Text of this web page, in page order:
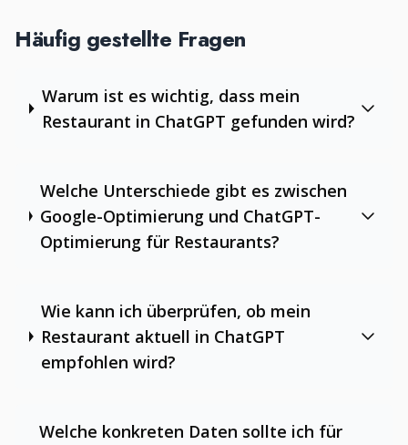
Häufig gestellte Fragen
Warum ist es wichtig, dass mein
Restaurant in ChatGPT gefunden wird?
Welche Unterschiede gibt es zwischen
Google-Optimierung und ChatGPT-
Optimierung für Restaurants?
Wie kann ich überprüfen, ob mein
Restaurant aktuell in ChatGPT
empfohlen wird?
Welche konkreten Daten sollte ich für